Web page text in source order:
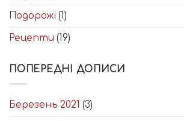
Подорожі (1)
Рецепти (19)
ПОПЕРЕДНІ ДОПИСИ
Березень 2021 (3)